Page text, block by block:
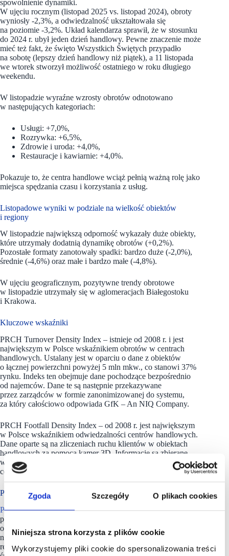
Zgoda Szczegóły O plikach cookies
Niniejsza strona korzysta z plików cookie
Wykorzystujemy pliki cookie do spersonalizowania treści
spowolnienie dynamiki.
W ujęciu rocznym (listopad 2025 vs. listopad 2024), obroty
wyniosły -2,3%, a odwiedzalność ukształtowała się
na poziomie -3,2%. Układ kalendarza sprawił, że w stosunku
do 2024 r. ubył jeden dzień handlowy. Pewne znaczenie może
mieć też fakt, że święto Wszystkich Świętych przypadło
na sobotę (lepszy dzień handlowy niż piątek), a 11 listopada
we wtorek stworzył możliwość ostatniego w roku długiego
weekendu.
W listopadzie wyraźne wzrosty obrotów odnotowano
w następujących kategoriach:
Usługi: +7,0%,
Rozrywka: +6,5%,
Zdrowie i uroda: +4,0%,
Restauracje i kawiarnie: +4,0%.
Pokazuje to, że centra handlowe wciąż pełnią ważną rolę jako
miejsca spędzania czasu i korzystania z usług.
Listopadowe wyniki w podziale na wielkość obiektów
i regiony
W listopadzie największą odporność wykazały duże obiekty,
które utrzymały dodatnią dynamikę obrotów (+0,2%).
Pozostałe formaty zanotowały spadki: bardzo duże (-2,0%),
średnie (-4,6%) oraz małe i bardzo małe (-4,8%).
W ujęciu geograficznym, pozytywne trendy obrotowe
w listopadzie utrzymały się w aglomeracjach Białegostoku
i Krakowa.
Kluczowe wskaźniki
PRCH Turnover Density Index – istnieje od 2008 r. i jest
największym w Polsce wskaźnikiem obrotów w centrach
handlowych. Ustalany jest w oparciu o dane z obiektów
o łącznej powierzchni powyżej 5 mln mkw., co stanowi 37%
rynku. Indeks ten obejmuje dane pochodzące bezpośrednio
od najemców. Dane te są następnie przekazywane
przez zarządców w formie zanonimizowanej do systemu,
za który całościowo odpowiada GfK – An NIQ Company.
PRCH Footfall Density Index – od 2008 r. jest największym
w Polsce wskaźnikiem odwiedzalności centrów handlowych.
Dane oparte są na zliczeniach ruchu klientów w obiektach
handlowych za pomocą kamer 3D. Informacje są zbierane
w centrach o łącznej powierzchni powyżej 5 mln mkw.,
co stanowi 37% rynku.
PRCH ma około 200 członków
Polska Rada Centrów Handlowych(PRCH) jest największym
polskim stowarzyszeniem branży centrów handlowych. Działa
od ponad 20 lat, zrzeszając około 200 firm, w tym
największych właścicieli i zarządców. Misją PRCH jest
reprezentowanie interesów swoich członków, integracja